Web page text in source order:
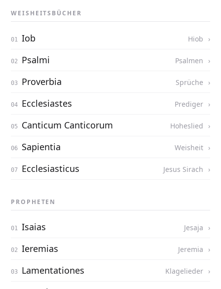
WEISHEITSBÜCHER
Iob Hiob
Psalmi Psalmen
Proverbia Sprüche
Ecclesiastes Prediger
Canticum Canticorum Hoheslied
Sapientia Weisheit
Ecclesiasticus Jesus Sirach
PROPHETEN
Isaias Jesaja
Ieremias Jeremia
Lamentationes Klagelieder